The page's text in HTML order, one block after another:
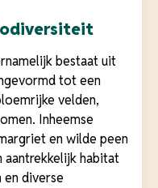
bestaat uit
tot een
velden,
Inheemse
en wilde peen
aantrekkelijk habitat
diverse